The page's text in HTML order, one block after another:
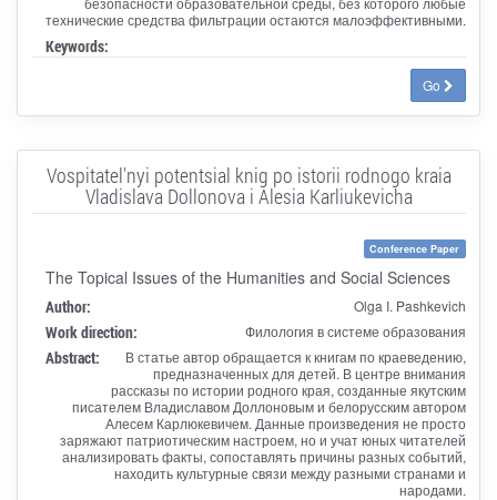
технические средства фильтрации остаются малоэффективными.
Keywords:
Go
Vospitatel'nyi potentsial knig po istorii rodnogo kraia
Vladislava Dollonova i Alesia Karliukevicha
Conference Paper
The Topical Issues of the Humanities and Social Sciences
Author: Olga I. Pashkevich
Work direction: Филология в системе образования
Abstract:
В статье автор обращается к книгам по краеведению,
предназначенных для детей. В центре внимания
рассказы по истории родного края, созданные якутским
писателем Владиславом Доллоновым и белорусским автором
Алесем Карлюкевичем. Данные произведения не просто
заряжают патриотическим настроем, но и учат юных читателей
анализировать факты, сопоставлять причины разных событий,
находить культурные связи между разными странами и
народами.